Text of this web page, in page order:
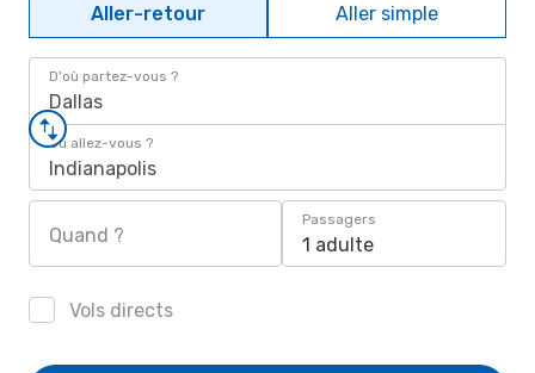
Aller-retour Aller simple
D'où partez-vous ?
Dallas
Où allez-vous ?
Indianapolis
Quand ?
Passagers
1 adulte
Vols directs